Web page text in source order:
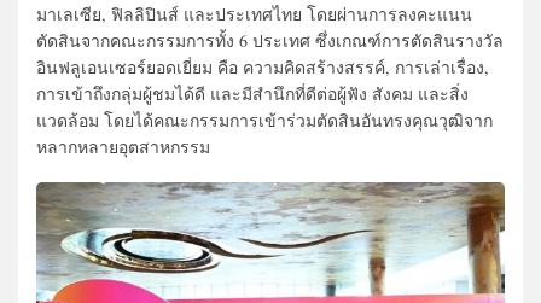
มาเลเซีย, ฟิลลิปินส์ และประเทศไทย โดยผ่านการลงคะแนน
ตัดสินจากคณะกรรมการทั้ง 6 ประเทศ ซึ่งเกณฑ์การตัดสินรางวัล
อินฟลูเอนเซอร์ยอดเยี่ยม คือ ความคิดสร้างสรรค์, การเล่าเรื่อง,
การเข้าถึงกลุ่มผู้ชมได้ดี และมีสำนึกที่ดีต่อผู้ฟัง สังคม และสิ่ง
แวดล้อม โดยได้คณะกรรมการเข้าร่วมตัดสินอันทรงคุณวุฒิจาก
หลากหลายอุตสาหกรรม